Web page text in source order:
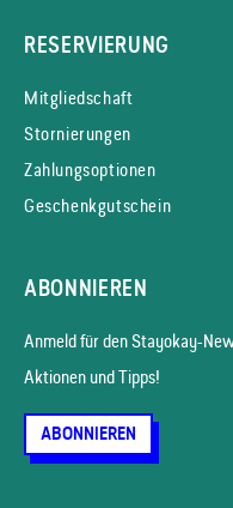
RESERVIERUNG
Mitgliedschaft
Stornierungen
Zahlungsoptionen
Geschenkgutschein
ABONNIEREN
Anmeld für den Stayokay-
Aktionen und Tipps!
ABONNIEREN